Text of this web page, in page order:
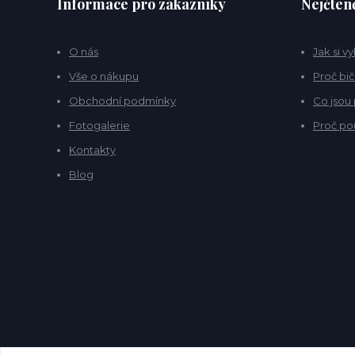
Informace pro zákazníky
O nás
Vše o nákupu
Obchodní podmínky
Fotogalerie
Kontakty
Blog
Jak si
Proč
Co
Proč